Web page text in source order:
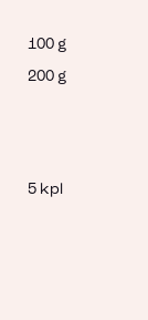
100 g
200 g
5 kpl